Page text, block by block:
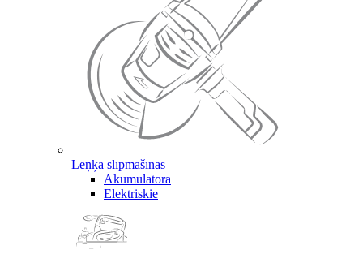
Leņķa slīpmašīnas
Akumulatora
Elektriskie